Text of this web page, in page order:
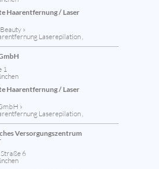
Haarentfernung / Laser
»
Laserepilation ,
1
Haarentfernung / Laser
»
Laserepilation ,
Versorgungszentrum
6